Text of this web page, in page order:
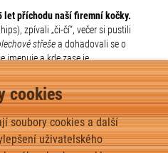
cookies
soubory cookies a další
uživatelského
let příchodu naší firemní kočky.
zpívali „či-čí“, večer si pustili
střešea dohadovali se o
jmenuje a kde zase je.
VÁS TAKÉ